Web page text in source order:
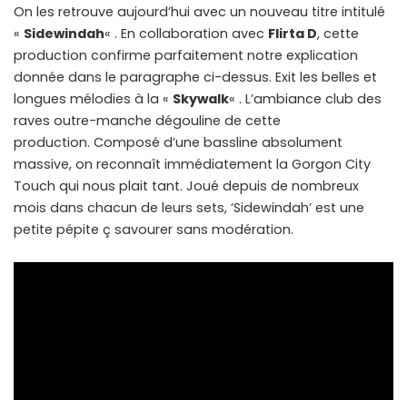
On les retrouve aujourd’hui avec un nouveau titre intitulé
« Sidewindah« . En collaboration avec Flirta D, cette
production confirme parfaitement notre explication
donnée dans le paragraphe ci-dessus. Exit les belles et
longues mélodies à la « Skywalk« . L’ambiance club des
raves outre-manche dégouline de cette
production. Composé d’une bassline absolument
massive, on reconnaît immédiatement la Gorgon City
Touch qui nous plait tant. Joué depuis de nombreux
mois dans chacun de leurs sets, ‘Sidewindah’ est une
petite pépite ç savourer sans modération.